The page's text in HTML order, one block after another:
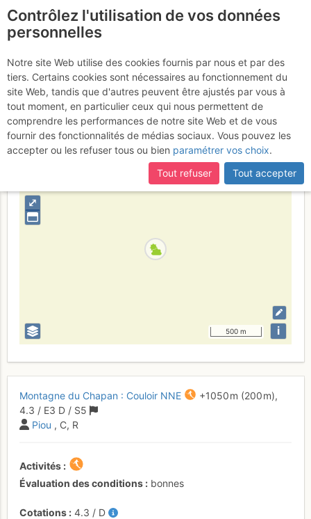
Montagne du Chapan :
Couloir NNE
Samedi 8 avril 2017
France Hautes-Alpes Écrins
⤢
500 m i
Montagne du Chapan : Couloir NNE +1050 m (200 m),
4.3 / E3 D / S5
Piou , C, R
Activités
Évaluation des conditions
bonnes
Cotations 4.3 / D
Contrôlez l'utilisation de vos données
personnelles
Notre site Web utilise des cookies fournis par nous et par des
tiers. Certains cookies sont nécessaires au fonctionnement du
site Web, tandis que d'autres peuvent être ajustés par vous à
tout moment, en particulier ceux qui nous permettent de
comprendre les performances de notre site Web et de vous
fournir des fonctionnalités de médias sociaux. Vous pouvez les
accepter ou les refuser tous ou bien paramétrer vos choix.
Tout refuser
Tout accepter